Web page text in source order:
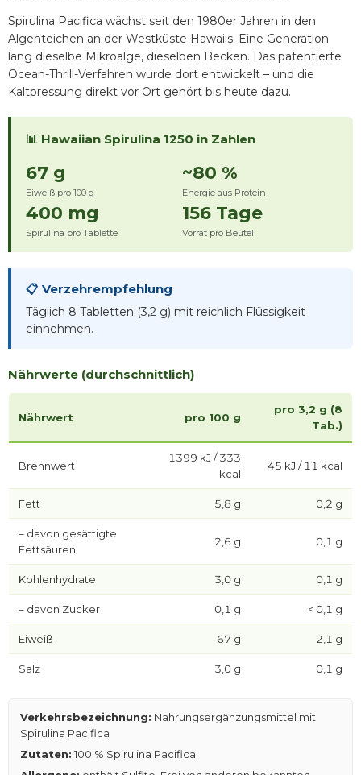
Spirulina Pacifica wächst seit den 1980er Jahren in den
Algenteichen an der Westküste Hawaiis. Eine Generation
lang dieselbe Mikroalge, dieselben Becken. Das patentierte
Ocean-Thrill-Verfahren wurde dort entwickelt – und die
Kaltpressung direkt vor Ort gehört bis heute dazu.
📊 Hawaiian Spirulina 1250 in Zahlen
67 g
Eiweiß pro 100 g
~80 %
Energie aus Protein
400 mg
Spirulina pro Tablette
156 Tage
Vorrat pro Beutel
📋 Verzehrempfehlung
Täglich 8 Tabletten (3,2 g) mit reichlich Flüssigkeit
einnehmen.
Nährwerte (durchschnittlich)
Nährwert pro 100 g
pro 3,2 g (8
Tab.)
Brennwert
1399 kJ / 333
kcal
45 kJ / 11 kcal
Fett 5,8 g 0,2 g
– davon gesättigte
Fettsäuren
2,6 g 0,1 g
Kohlenhydrate 3,0 g 0,1 g
– davon Zucker 0,1 g < 0,1 g
Eiweiß 67 g 2,1 g
Salz 3,0 g 0,1 g
Verkehrsbezeichnung: Nahrungsergänzungsmittel mit
Spirulina Pacifica
Zutaten: 100 % Spirulina Pacifica